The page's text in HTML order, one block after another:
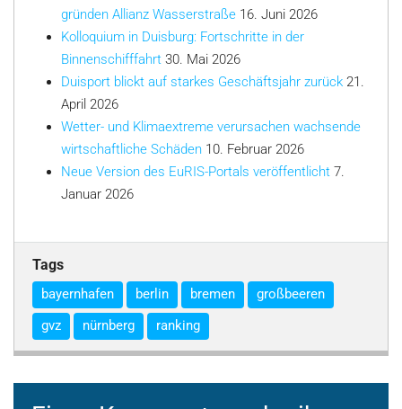
gründen Allianz Wasserstraße 16. Juni 2026
Kolloquium in Duisburg: Fortschritte in der
Binnenschifffahrt 30. Mai 2026
Duisport blickt auf starkes Geschäftsjahr zurück 21.
April 2026
Wetter- und Klimaextreme verursachen wachsende
wirtschaftliche Schäden 10. Februar 2026
Neue Version des EuRIS-Portals veröffentlicht 7.
Januar 2026
Tags
bayernhafen berlin bremen
großbeeren
gvz
nürnberg ranking